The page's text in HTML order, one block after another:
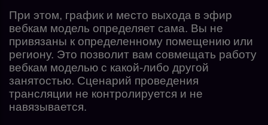
При этом, график и место выхода в эфир
вебкам модель определяет сама. Вы не
привязаны к определенному помещению или
региону. Это позволит вам совмещать работу
вебкам моделью с какой-либо другой
занятостью. Сценарий проведения
трансляции не контролируется и не
навязывается.